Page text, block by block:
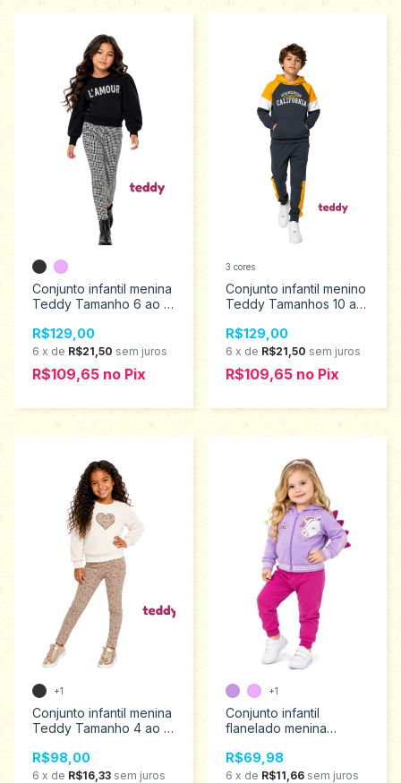
Conjunto infantil menina
Teddy Tamanho 6 ao 12
R$129,00
6 x de R$21,50 sem juros
R$109,65 no Pix
Conjunto infantil menino
Teddy Tamanhos 10 ao
R$129,00
6 x de R$21,50 sem juros
R$109,65 no Pix
3 cores
Conjunto infantil menina
Teddy Tamanho 4 ao 8
R$98,00
6 x de R$16,33 sem juros
+1
Conjunto infantil
flanelado menina
18611
R$69,98
6 x de R$11,66 sem juros
+1